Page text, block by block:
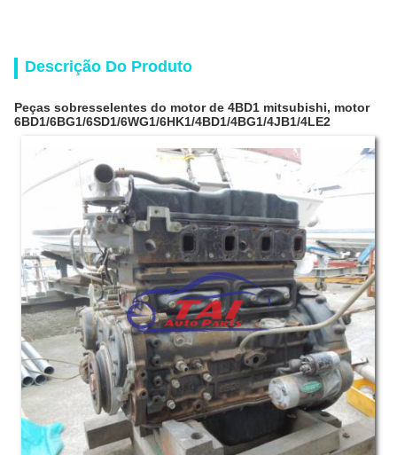
Descrição Do Produto
Peças sobresselentes do motor de 4BD1 mitsubishi, motor
6BD1/6BG1/6SD1/6WG1/6HK1/4BD1/4BG1/4JB1/4LE2